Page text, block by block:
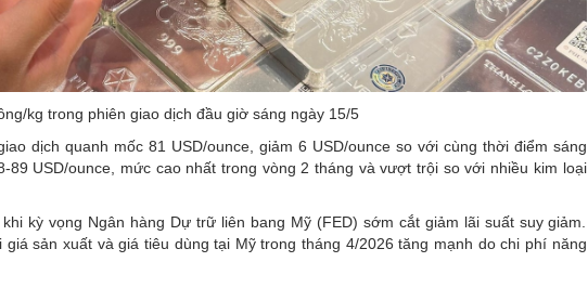
kg trong phiên giao dịch đầu giờ sáng ngày 15/5
dịch quanh mốc 81 USD/ounce, giảm 6 USD/ounce so với cùng thời điểm sáng
USD/ounce, mức cao nhất trong vòng 2 tháng và vượt trội so với nhiều kim loại
kỳ vọng Ngân hàng Dự trữ liên bang Mỹ (FED) sớm cắt giảm lãi suất suy giảm.
sản xuất và giá tiêu dùng tại Mỹ trong tháng 4/2026 tăng mạnh do chi phí năng